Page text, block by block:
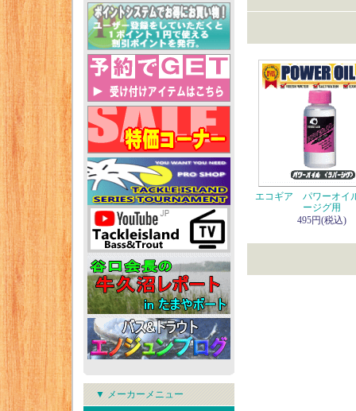
▼ メーカーメニュー
エコギア パワーオ
ージグ用
495円(税込)